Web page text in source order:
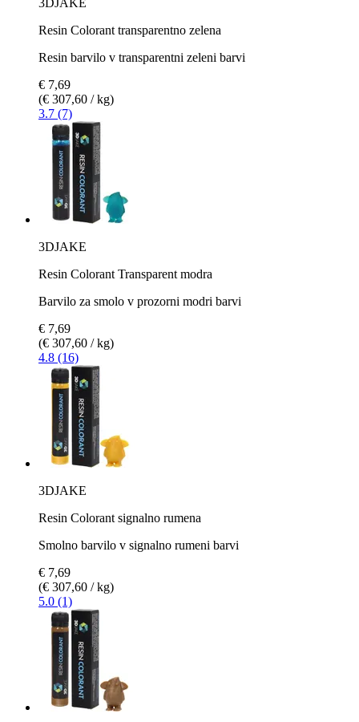
Resin Colorant transparentno zelena
Resin barvilo v transparentni zeleni barvi
€ 7,69
(€ 307,60 / kg)
3.7 (7)
3DJAKE
Resin Colorant Transparent modra
Barvilo za smolo v prozorni modri barvi
€ 7,69
(€ 307,60 / kg)
4.8 (16)
3DJAKE
Resin Colorant signalno rumena
Smolno barvilo v signalno rumeni barvi
€ 7,69
(€ 307,60 / kg)
5.0 (1)